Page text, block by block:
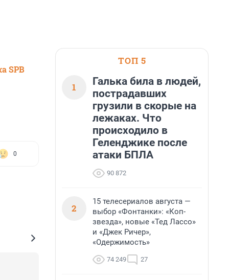
SPB
0
ТОП 5
1
Галька била в людей,
пострадавших
грузили в скорые на
лежаках. Что
происходило в
Геленджике после
атаки БПЛА
90 872
2
15 телесериалов августа —
выбор «Фонтанки»: «Коп-
звезда», новые «Тед Лассо»
и «Джек Ричер»,
«Одержимость»
74 249 27